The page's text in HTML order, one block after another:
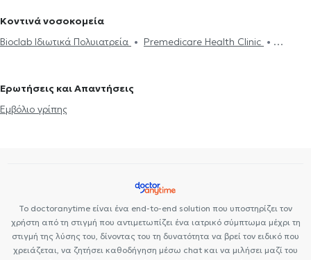
Ψωρίαση
Κοντινά νοσοκομεία
Bioclab Ιδιωτικά Πολυιατρεία
Premedicare Health Clinic
Ερωτήσεις και Απαντήσεις
Εμβόλιο γρίπης
Το doctoranytime είναι ένα end-to-end solution που υποστηρίζει τον
χρήστη από τη στιγμή που αντιμετωπίζει ένα ιατρικό σύμπτωμα μέχρι τη
στιγμή της λύσης του, δίνοντας του τη δυνατότητα να βρεί τον ειδικό που
χρειάζεται, να ζητήσει καθοδήγηση μέσω chat και να μιλήσει μαζί του